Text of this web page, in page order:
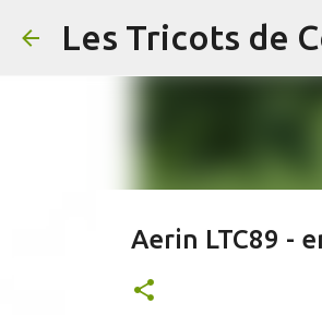
Les Tricots de
Aerin LTC89 -